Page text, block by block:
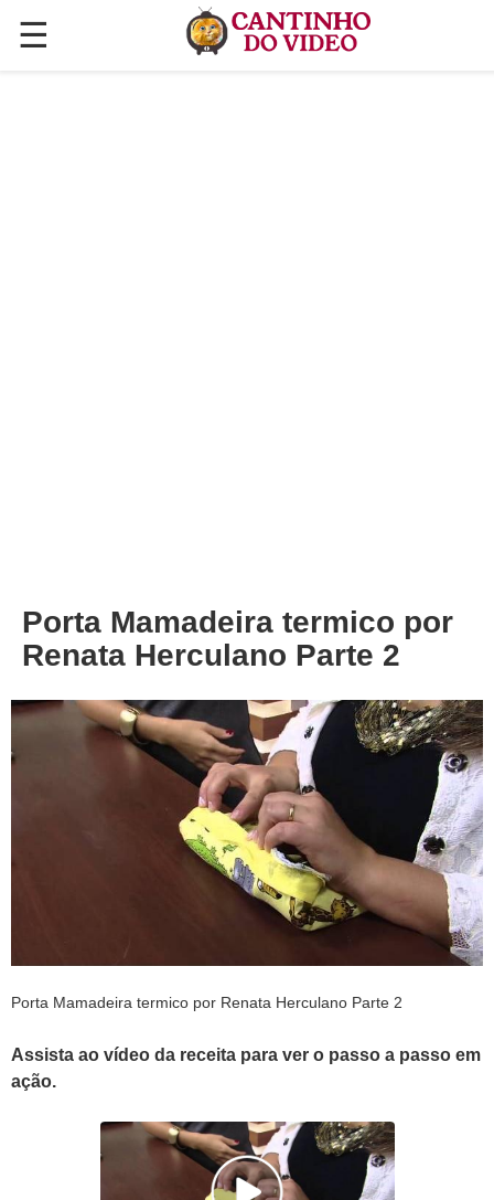
☰
✕
Porta Mamadeira termico por
Renata Herculano Parte 2
Porta Mamadeira termico por Renata Herculano Parte 2
Assista ao vídeo da receita para ver o passo a passo em
ação.